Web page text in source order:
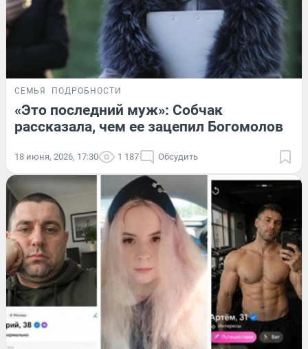
СЕМЬЯ ПОДРОБНОСТИ
«Это последний муж»: Собчак
рассказала, чем ее зацепил Богомолов
18 июня, 2026, 17:30 1 187 Обсудить